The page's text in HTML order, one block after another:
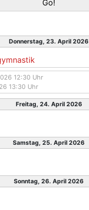
Donnerstag, 23. April 2026
12:30 Uhr
13:30 Uhr
Freitag, 24. April 2026
Samstag, 25. April 2026
Sonntag, 26. April 2026